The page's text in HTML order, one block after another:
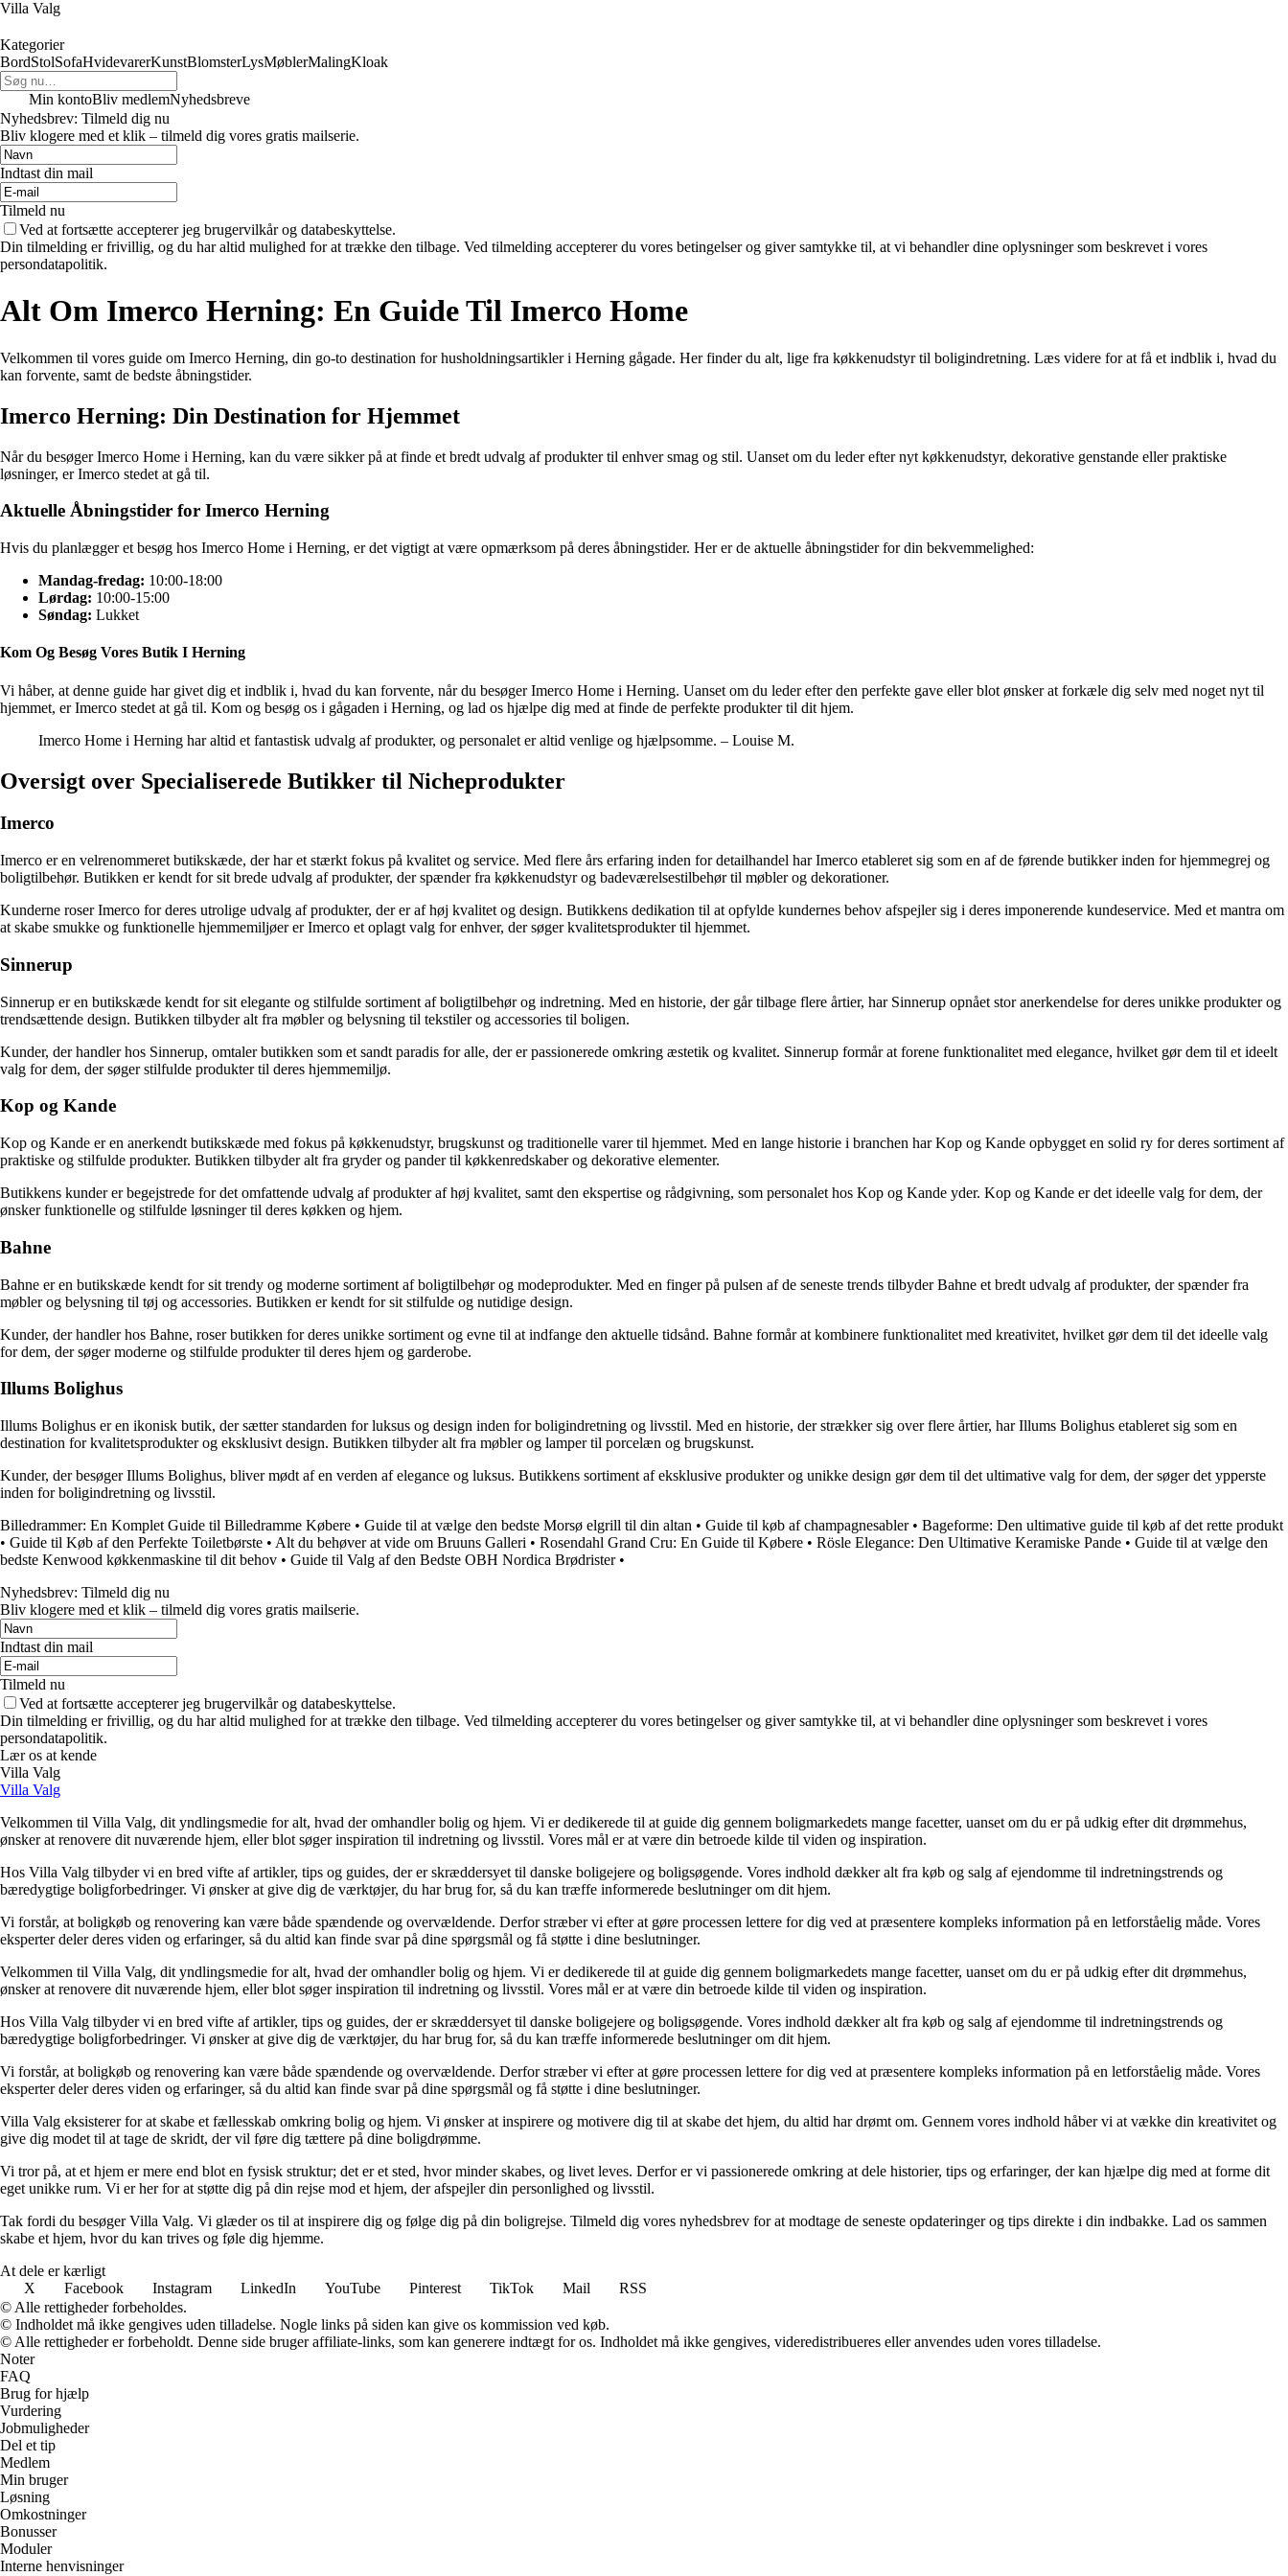
Villa Valg
Kategorier
BordStolSofaHvidevarerKunstBlomsterLysMøblerMalingKloak
Min kontoBliv medlemNyhedsbreve
Nyhedsbrev: Tilmeld dig nu
Bliv klogere med et klik – tilmeld dig vores gratis mailserie.
Indtast din mail
Tilmeld nu
Ved at fortsætte accepterer jeg brugervilkår og databeskyttelse.
Din tilmelding er frivillig, og du har altid mulighed for at trække den tilbage. Ved tilmelding accepterer du vores betingelser og giver samtykke til, at vi behandler dine oplysninger som beskrevet i vores
persondatapolitik.
Alt Om Imerco Herning: En Guide Til Imerco Home
Velkommen til vores guide om Imerco Herning, din go-to destination for husholdningsartikler i Herning gågade. Her finder du alt, lige fra køkkenudstyr til boligindretning. Læs videre for at få et indblik i, hvad du
kan forvente, samt de bedste åbningstider.
Imerco Herning: Din Destination for Hjemmet
Når du besøger Imerco Home i Herning, kan du være sikker på at finde et bredt udvalg af produkter til enhver smag og stil. Uanset om du leder efter nyt køkkenudstyr, dekorative genstande eller praktiske
løsninger, er Imerco stedet at gå til.
Aktuelle Åbningstider for Imerco Herning
Hvis du planlægger et besøg hos Imerco Home i Herning, er det vigtigt at være opmærksom på deres åbningstider. Her er de aktuelle åbningstider for din bekvemmelighed:
Mandag-fredag: 10:00-18:00
Lørdag: 10:00-15:00
Søndag: Lukket
Kom Og Besøg Vores Butik I Herning
Vi håber, at denne guide har givet dig et indblik i, hvad du kan forvente, når du besøger Imerco Home i Herning. Uanset om du leder efter den perfekte gave eller blot ønsker at forkæle dig selv med noget nyt til
hjemmet, er Imerco stedet at gå til. Kom og besøg os i gågaden i Herning, og lad os hjælpe dig med at finde de perfekte produkter til dit hjem.
Imerco Home i Herning har altid et fantastisk udvalg af produkter, og personalet er altid venlige og hjælpsomme. – Louise M.
Oversigt over Specialiserede Butikker til Nicheprodukter
Imerco
Imerco er en velrenommeret butikskæde, der har et stærkt fokus på kvalitet og service. Med flere års erfaring inden for detailhandel har Imerco etableret sig som en af de førende butikker inden for hjemmegrej og
boligtilbehør. Butikken er kendt for sit brede udvalg af produkter, der spænder fra køkkenudstyr og badeværelsestilbehør til møbler og dekorationer.
Kunderne roser Imerco for deres utrolige udvalg af produkter, der er af høj kvalitet og design. Butikkens dedikation til at opfylde kundernes behov afspejler sig i deres imponerende kundeservice. Med et mantra om
at skabe smukke og funktionelle hjemmemiljøer er Imerco et oplagt valg for enhver, der søger kvalitetsprodukter til hjemmet.
Sinnerup
Sinnerup er en butikskæde kendt for sit elegante og stilfulde sortiment af boligtilbehør og indretning. Med en historie, der går tilbage flere årtier, har Sinnerup opnået stor anerkendelse for deres unikke produkter og
trendsættende design. Butikken tilbyder alt fra møbler og belysning til tekstiler og accessories til boligen.
Kunder, der handler hos Sinnerup, omtaler butikken som et sandt paradis for alle, der er passionerede omkring æstetik og kvalitet. Sinnerup formår at forene funktionalitet med elegance, hvilket gør dem til et ideelt
valg for dem, der søger stilfulde produkter til deres hjemmemiljø.
Kop og Kande
Kop og Kande er en anerkendt butikskæde med fokus på køkkenudstyr, brugskunst og traditionelle varer til hjemmet. Med en lange historie i branchen har Kop og Kande opbygget en solid ry for deres sortiment af
praktiske og stilfulde produkter. Butikken tilbyder alt fra gryder og pander til køkkenredskaber og dekorative elementer.
Butikkens kunder er begejstrede for det omfattende udvalg af produkter af høj kvalitet, samt den ekspertise og rådgivning, som personalet hos Kop og Kande yder. Kop og Kande er det ideelle valg for dem, der
ønsker funktionelle og stilfulde løsninger til deres køkken og hjem.
Bahne
Bahne er en butikskæde kendt for sit trendy og moderne sortiment af boligtilbehør og modeprodukter. Med en finger på pulsen af de seneste trends tilbyder Bahne et bredt udvalg af produkter, der spænder fra
møbler og belysning til tøj og accessories. Butikken er kendt for sit stilfulde og nutidige design.
Kunder, der handler hos Bahne, roser butikken for deres unikke sortiment og evne til at indfange den aktuelle tidsånd. Bahne formår at kombinere funktionalitet med kreativitet, hvilket gør dem til det ideelle valg
for dem, der søger moderne og stilfulde produkter til deres hjem og garderobe.
Illums Bolighus
Illums Bolighus er en ikonisk butik, der sætter standarden for luksus og design inden for boligindretning og livsstil. Med en historie, der strækker sig over flere årtier, har Illums Bolighus etableret sig som en
destination for kvalitetsprodukter og eksklusivt design. Butikken tilbyder alt fra møbler og lamper til porcelæn og brugskunst.
Kunder, der besøger Illums Bolighus, bliver mødt af en verden af elegance og luksus. Butikkens sortiment af eksklusive produkter og unikke design gør dem til det ultimative valg for dem, der søger det ypperste
inden for boligindretning og livsstil.
Billedrammer: En Komplet Guide til Billedramme Købere • Guide til at vælge den bedste Morsø elgrill til din altan • Guide til køb af champagnesabler• Bageforme: Den ultimative guide til køb af det rette produkt
• Guide til Køb af den Perfekte Toiletbørste • Alt du behøver at vide om Bruuns Galleri • Rosendahl Grand Cru: En Guide til Købere • Rösle Elegance: Den Ultimative Keramiske Pande • Guide til at vælge den
bedste Kenwood køkkenmaskine til dit behov • Guide til Valg af den Bedste OBH Nordica Brødrister•
Nyhedsbrev: Tilmeld dig nu
Bliv klogere med et klik – tilmeld dig vores gratis mailserie.
Indtast din mail
Tilmeld nu
Ved at fortsætte accepterer jeg brugervilkår og databeskyttelse.
Din tilmelding er frivillig, og du har altid mulighed for at trække den tilbage. Ved tilmelding accepterer du vores betingelser og giver samtykke til, at vi behandler dine oplysninger som beskrevet i vores
persondatapolitik.
Lær os at kende
Villa Valg
Villa Valg
Velkommen til Villa Valg, dit yndlingsmedie for alt, hvad der omhandler bolig og hjem. Vi er dedikerede til at guide dig gennem boligmarkedets mange facetter, uanset om du er på udkig efter dit drømmehus,
ønsker at renovere dit nuværende hjem, eller blot søger inspiration til indretning og livsstil. Vores mål er at være din betroede kilde til viden og inspiration.
Hos Villa Valg tilbyder vi en bred vifte af artikler, tips og guides, der er skræddersyet til danske boligejere og boligsøgende. Vores indhold dækker alt fra køb og salg af ejendomme til indretningstrends og
bæredygtige boligforbedringer. Vi ønsker at give dig de værktøjer, du har brug for, så du kan træffe informerede beslutninger om dit hjem.
Vi forstår, at boligkøb og renovering kan være både spændende og overvældende. Derfor stræber vi efter at gøre processen lettere for dig ved at præsentere kompleks information på en letforståelig måde. Vores
eksperter deler deres viden og erfaringer, så du altid kan finde svar på dine spørgsmål og få støtte i dine beslutninger.
Velkommen til Villa Valg, dit yndlingsmedie for alt, hvad der omhandler bolig og hjem. Vi er dedikerede til at guide dig gennem boligmarkedets mange facetter, uanset om du er på udkig efter dit drømmehus,
ønsker at renovere dit nuværende hjem, eller blot søger inspiration til indretning og livsstil. Vores mål er at være din betroede kilde til viden og inspiration.
Hos Villa Valg tilbyder vi en bred vifte af artikler, tips og guides, der er skræddersyet til danske boligejere og boligsøgende. Vores indhold dækker alt fra køb og salg af ejendomme til indretningstrends og
bæredygtige boligforbedringer. Vi ønsker at give dig de værktøjer, du har brug for, så du kan træffe informerede beslutninger om dit hjem.
Vi forstår, at boligkøb og renovering kan være både spændende og overvældende. Derfor stræber vi efter at gøre processen lettere for dig ved at præsentere kompleks information på en letforståelig måde. Vores
eksperter deler deres viden og erfaringer, så du altid kan finde svar på dine spørgsmål og få støtte i dine beslutninger.
Villa Valg eksisterer for at skabe et fællesskab omkring bolig og hjem. Vi ønsker at inspirere og motivere dig til at skabe det hjem, du altid har drømt om. Gennem vores indhold håber vi at vække din kreativitet og
give dig modet til at tage de skridt, der vil føre dig tættere på dine boligdrømme.
Vi tror på, at et hjem er mere end blot en fysisk struktur; det er et sted, hvor minder skabes, og livet leves. Derfor er vi passionerede omkring at dele historier, tips og erfaringer, der kan hjælpe dig med at forme dit
eget unikke rum. Vi er her for at støtte dig på din rejse mod et hjem, der afspejler din personlighed og livsstil.
Tak fordi du besøger Villa Valg. Vi glæder os til at inspirere dig og følge dig på din boligrejse. Tilmeld dig vores nyhedsbrev for at modtage de seneste opdateringer og tips direkte i din indbakke. Lad os sammen
skabe et hjem, hvor du kan trives og føle dig hjemme.
At dele er kærligt
X
Facebook Instagram LinkedIn YouTube Pinterest TikTok Mail
RSS
© Alle rettigheder forbeholdes.
© Indholdet må ikke gengives uden tilladelse. Nogle links på siden kan give os kommission ved køb.
© Alle rettigheder er forbeholdt. Denne side bruger affiliate-links, som kan generere indtægt for os. Indholdet må ikke gengives, videredistribueres eller anvendes uden vores tilladelse.
Noter
FAQ
Brug for hjælp
Vurdering
Jobmuligheder
Del et tip
Medlem
Min bruger
Løsning
Omkostninger
Bonusser
Moduler
Interne henvisninger